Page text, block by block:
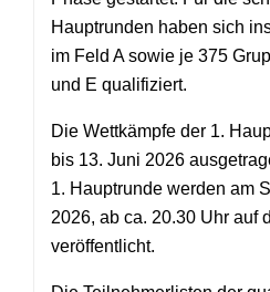
Hauptrunden haben sich
im Feld A sowie je 375
und E qualifiziert.
Die Wettkämpfe der 1.
bis 13. Juni 2026
1. Hauptrunde werden am
2026, ab ca. 20.30 Uhr auf
veröffentlicht.